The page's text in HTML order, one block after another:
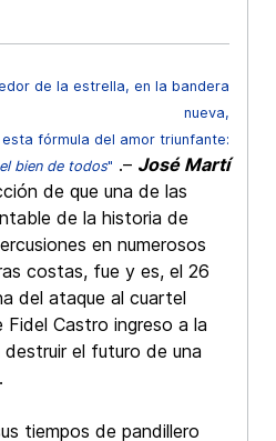
de la estrella, en la bandera
nueva,
esta fórmula del amor triunfante:
bien de todos" .– José Martí
de que una de las
de la historia de
en numerosos
costas, fue y es, el 26
del ataque al cuartel
Castro ingreso a la
el futuro de una
tiempos de pandillero